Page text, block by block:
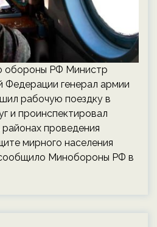
обороны РФ Министр
Федерации генерал армии
рабочую поездку в
и проинспектировал
проведения
мирного населения
Минобороны РФ в